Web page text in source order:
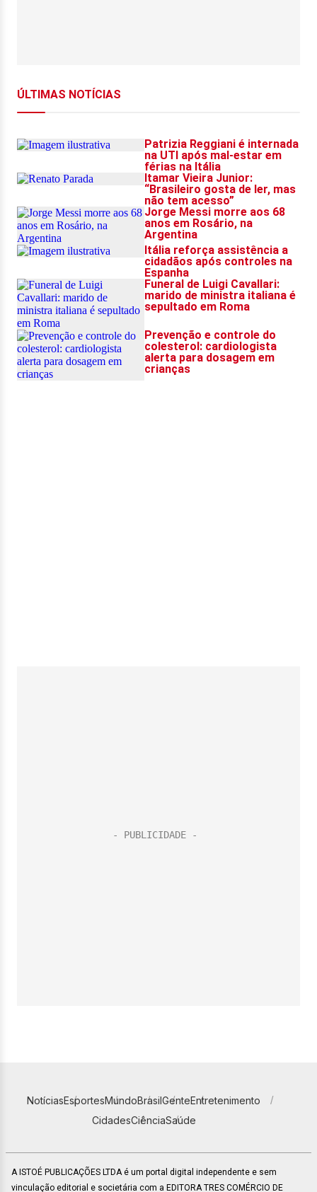
NotíciasEsportesMundoBrasilGenteEntretenimento
CidadesCiênciaSaúde
A ISTOÉ PUBLICAÇÕES LTDA é um portal digital independente e sem
vinculação editorial e societária com a EDITORA TRES COMÉRCIO DE